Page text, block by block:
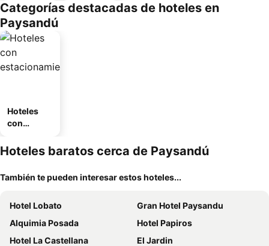
Categorías destacadas de hoteles en
Paysandú
Hoteles
con
miento
Hoteles baratos cerca de Paysandú
También te pueden interesar estos hoteles...
Hotel Lobato
Gran Hotel Paysandu
Alquimia Posada
Hotel Papiros
Hotel La Castellana
El Jardin